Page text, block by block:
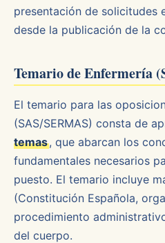
presentación de solicitudes
desde la publicación de la
Temario de Enfermería
El temario para las
(SAS/SERMAS) consta de
temas, que abarcan los
fundamentales necesarios
puesto. El temario incluye
(Constitución Española,
procedimiento
del cuerpo.